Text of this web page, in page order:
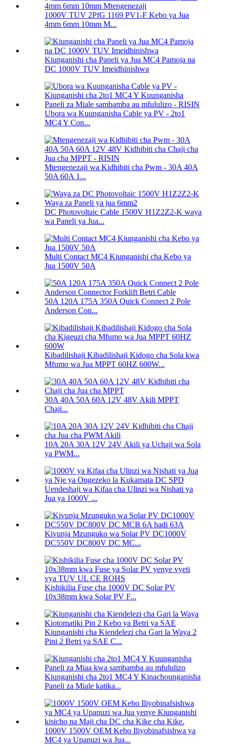
1000V TUV 2PfG 1169 PV1-F Kebo ya Jua
4mm 6mm 10mm M...
Kiunganishi cha Paneli ya Jua MC4 Pamoja na
DC 1000V TUV Imeidhinishwa
Ubora wa Kuunganisha Cable ya PV - 2to1
MC4 Y Con...
Mtengenezaji wa Kidhibiti cha Pwm - 30A 40A
50A 60A 1...
DC Photovoltaic Cable 1500V H1Z2Z2-K waya
wa Paneli ya Jua...
Multi Contact MC4 Kiunganishi cha Kebo ya
Jua 1500V 50A
50A 120A 175A 350A Quick Connect 2 Pole
Anderson Con...
Kibadilishaji Kibadilishaji Kidogo cha Sola kwa
Mfumo wa Jua MPPT 60HZ 600W...
30A 40A 50A 60A 12V 48V Akili MPPT
Chaji...
10A 20A 30A 12V 24V Akili ya Uchaji wa Sola
ya PWM...
Uendeshaji wa Kifaa cha Ulinzi wa Nishati ya
Jua ya 1000V ...
Kivunja Mzunguko wa Solar PV DC1000V
DC550V DC800V DC MC...
Kishikilia Fuse cha 1000V DC Solar PV
10x38mm kwa Solar PV F...
Kiunganishi cha Kiendelezi cha Gari la Waya 2
Pini 2 Betri ya SAE C...
Kiunganishi cha 2to1 MC4 Y Kinachounganisha
Paneli za Miale katika...
1000V 1500V OEM Kebo Iliyobinafsishwa ya
MC4 ya Upanuzi wa Jua...